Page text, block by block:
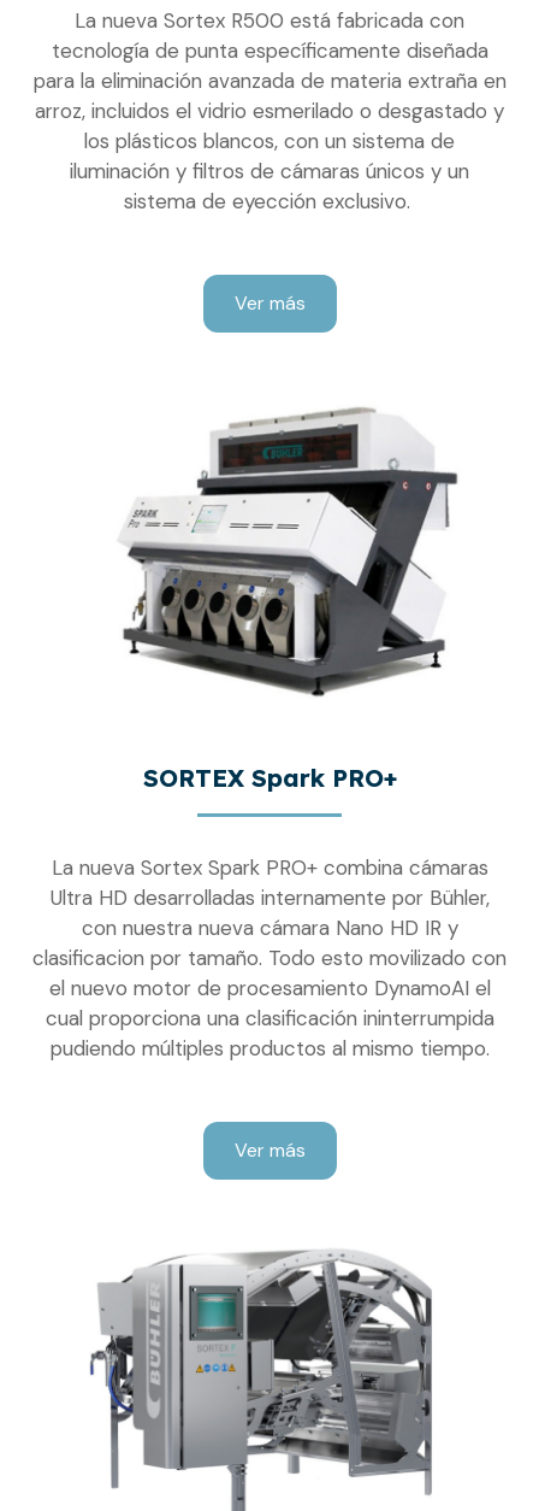
La nueva Sortex R500 está fabricada con
tecnología de punta específicamente diseñada
para la eliminación avanzada de materia extraña en
arroz, incluidos el vidrio esmerilado o desgastado y
los plásticos blancos, con un sistema de
iluminación y filtros de cámaras únicos y un
sistema de eyección exclusivo.
Ver más
SORTEX Spark PRO+
La nueva Sortex Spark PRO+ combina cámaras
Ultra HD desarrolladas internamente por Bühler,
con nuestra nueva cámara Nano HD IR y
clasificacion por tamaño. Todo esto movilizado con
el nuevo motor de procesamiento DynamoAI el
cual proporciona una clasificación ininterrumpida
pudiendo múltiples productos al mismo tiempo.
Ver más